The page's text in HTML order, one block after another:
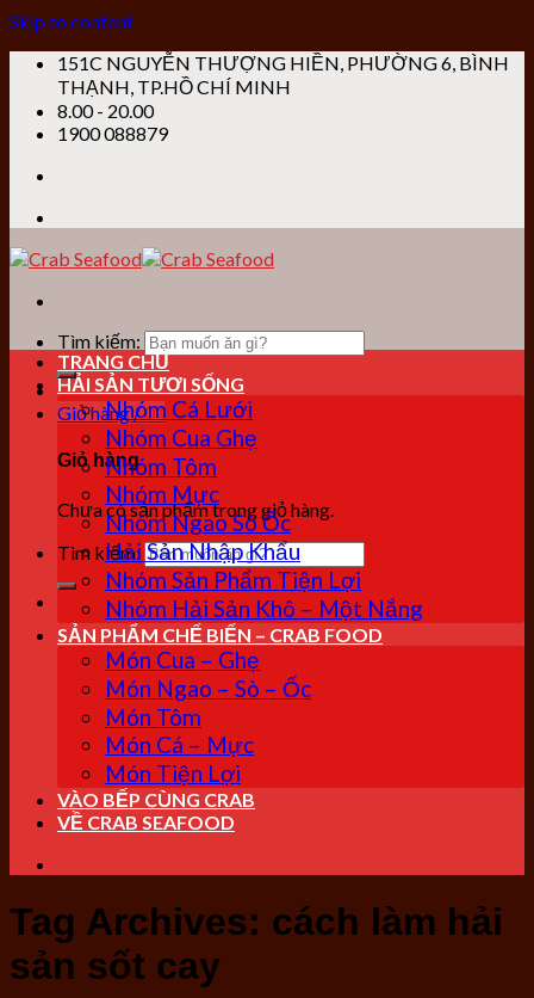
Skip to content
151C NGUYỄN THƯỢNG HIỀN, PHƯỜNG 6, BÌNH
THẠNH, TP.HỒ CHÍ MINH
8.00 - 20.00
1900 088879
Tìm kiếm:
Giỏ hàng /0₫
Giỏ hàng
Chưa có sản phẩm trong giỏ hàng.
Tìm kiếm:
TRANG CHỦ
HẢI SẢN TƯƠI SỐNG
Nhóm Cá Lưới
Nhóm Cua Ghẹ
Nhóm Tôm
Nhóm Mực
Nhóm Ngao Sò Ốc
Hải Sản Nhập Khẩu
Nhóm Sản Phẩm Tiện Lợi
Nhóm Hải Sản Khô – Một Nắng
SẢN PHẨM CHẾ BIẾN – CRAB FOOD
Món Cua – Ghẹ
Món Ngao – Sò – Ốc
Món Tôm
Món Cá – Mực
Món Tiện Lợi
VÀO BẾP CÙNG CRAB
VỀ CRAB SEAFOOD
Tag Archives: cách làm hải
sản sốt cay